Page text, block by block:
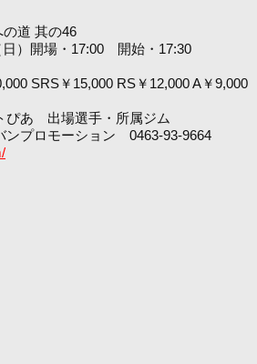
道 其の46
）開場・17:00 開始・17:30
SRS￥15,000 RS￥12,000 A￥9,000
あ 出場選手・所属ジム
ンプロモーション 0463-93-9664